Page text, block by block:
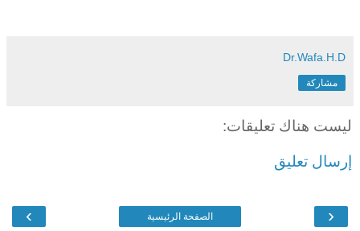
Dr.Wafa.H.D
مشاركة
ليست هناك تعليقات:
إرسال تعليق
‹
› الصفحة الرئيسية